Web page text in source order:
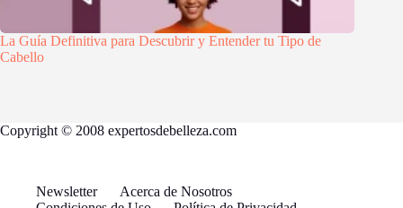
La Guía Definitiva para Descubrir y Entender tu Tipo de
Cabello
Copyright © 2008 expertosdebelleza.com
Newsletter
Acerca de Nosotros